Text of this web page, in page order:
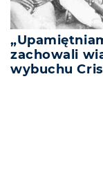
zachowali
wybuchu